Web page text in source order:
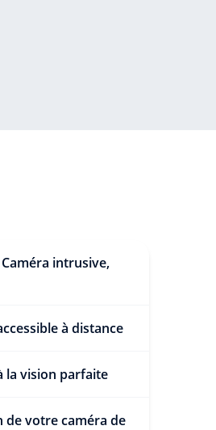
intrusive,
à distance
la vision parfaite
de votre caméra de